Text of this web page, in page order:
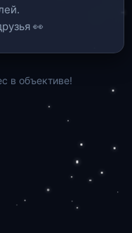
👀
в объективе!